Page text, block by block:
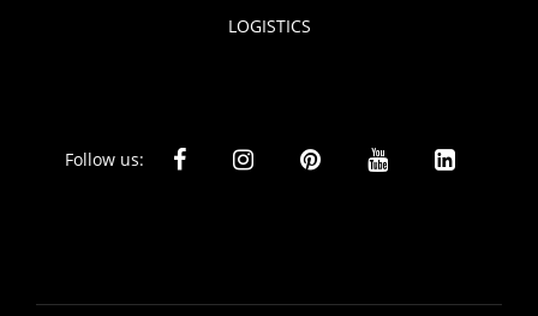
LOGISTICS
Follow us: